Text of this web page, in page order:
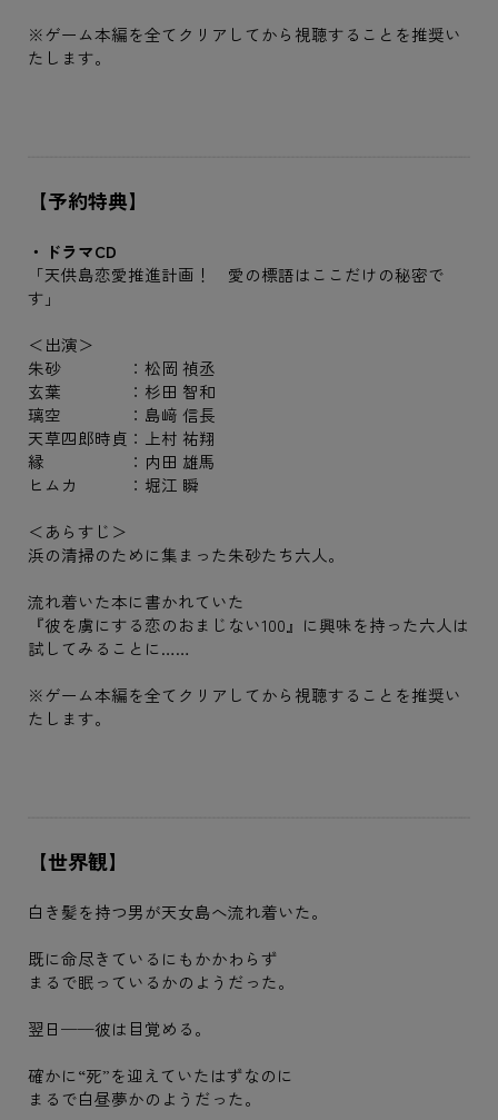
※ゲーム本編を全てクリアしてから視聴することを推奨い
たします。
【予約特典】
・ドラマCD
「天供島恋愛推進計画！ 愛の標語はここだけの秘密で
す」
＜出演＞
朱砂 ：松岡 禎丞
玄葉 ：杉田 智和
璃空 ：島﨑 信長
天草四郎時貞：上村 祐翔
縁 ：内田 雄馬
ヒムカ ：堀江 瞬
＜あらすじ＞
浜の清掃のために集まった朱砂たち六人。
流れ着いた本に書かれていた
『彼を虜にする恋のおまじない100』に興味を持った六人は
試してみることに……
※ゲーム本編を全てクリアしてから視聴することを推奨い
たします。
【世界観】
白き髪を持つ男が天女島へ流れ着いた。
既に命尽きているにもかかわらず
まるで眠っているかのようだった。
翌日──彼は目覚める。
確かに“死”を迎えていたはずなのに
まるで白昼夢かのようだった。